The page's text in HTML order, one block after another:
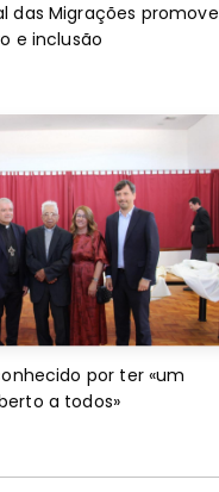
das Migrações promove
e inclusão
por ter «um
a todos»